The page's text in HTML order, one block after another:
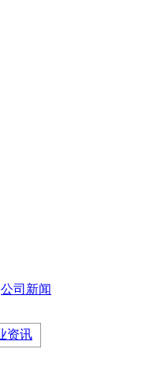
公司新闻
资讯